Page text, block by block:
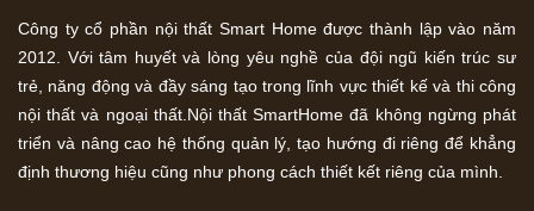
Công ty cổ phần nội thất Smart Home được thành lập vào năm
2012. Với tâm huyết và lòng yêu nghề của đội ngũ kiến trúc sư
trẻ, năng động và đầy sáng tạo trong lĩnh vực thiết kế và thi công
nội thất và ngoại thất.Nội thất SmartHome đã không ngừng phát
triển và nâng cao hệ thống quản lý, tạo hướng đi riêng để khẳng
định thương hiệu cũng như phong cách thiết kết riêng của mình.